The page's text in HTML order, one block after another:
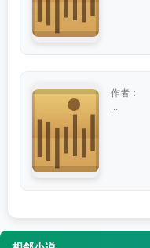
作者：